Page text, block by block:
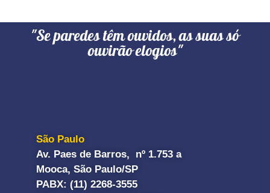
"Se paredes têm ouvidos, as suas só
ouvirão elogios"
São Paulo
Av. Paes de Barros, nº 1.753 a
Mooca, São Paulo/SP
PABX: (11) 2268-3555